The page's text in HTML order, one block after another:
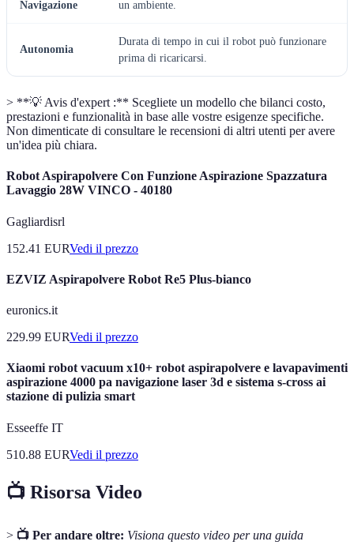
Navigazione
un ambiente.
Autonomia
Durata di tempo in cui il robot può funzionare
prima di ricaricarsi.
> **💡 Avis d'expert :** Scegliete un modello che bilanci costo,
prestazioni e funzionalità in base alle vostre esigenze specifiche.
Non dimenticate di consultare le recensioni di altri utenti per avere
un'idea più chiara.
Robot Aspirapolvere Con Funzione Aspirazione Spazzatura
Lavaggio 28W VINCO - 40180
Gagliardisrl
152.41 EURVedi il prezzo
EZVIZ Aspirapolvere Robot Re5 Plus-bianco
euronics.it
229.99 EURVedi il prezzo
Xiaomi robot vacuum x10+ robot aspirapolvere e lavapavimenti
aspirazione 4000 pa navigazione laser 3d e sistema s-cross ai
stazione di pulizia smart
Esseeffe IT
510.88 EURVedi il prezzo
📺 Risorsa Video
> 📺 Per andare oltre: Visiona questo video per una guida